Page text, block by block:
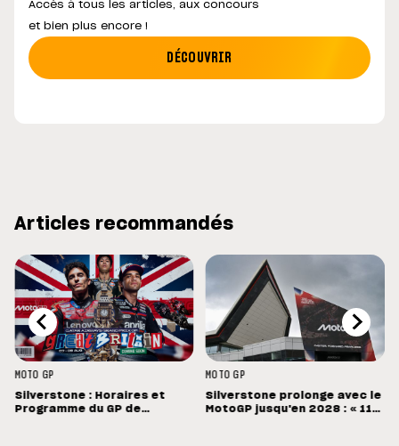
Accès à tous les articles, aux concours
et bien plus encore !
DÉCOUVRIR
Articles recommandés
MOTO GP
Silverstone : Horaires et
Programme du GP de
MOTO GP
Silverstone prolonge avec le
MotoGP jusqu'en 2028 : « 11